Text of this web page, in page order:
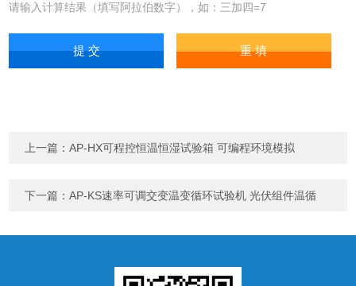
请输入计算结果（填写阿拉伯数字），如：三加四=7
上一篇：AP-HX可程控恒温恒湿试验箱 可编程环境模拟
下一篇：AP-KS速率可调交变温变循环试验机 光伏组件温循